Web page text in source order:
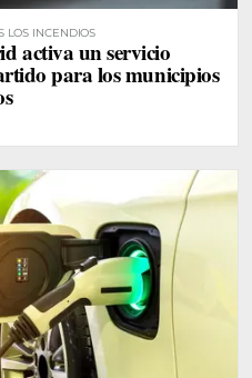
LOS INCENDIOS
activa un servicio
para los municipios